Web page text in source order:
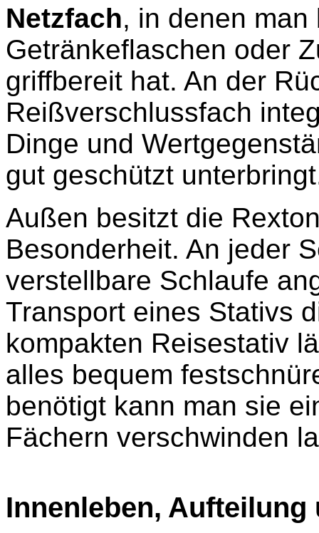
Netzfach, in denen
Getränkeflaschen oder
griffbereit hat. An der
Reißverschlussfach
Dinge und
gut geschützt
Außen besitzt die
Besonderheit. An jeder
verstellbare Schlaufe
Transport eines Stativs
kompakten Reisestativ
alles bequem
benötigt kann man sie
Fächern verschwinden
Innenleben, Aufteilung